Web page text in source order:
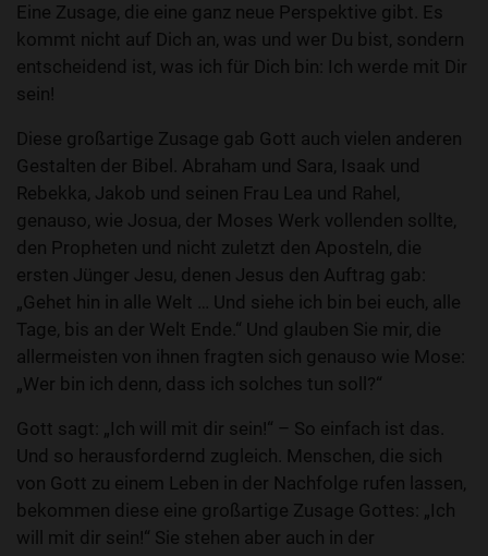
Eine Zusage, die eine ganz neue Perspektive gibt. Es
kommt nicht auf Dich an, was und wer Du bist, sondern
entscheidend ist, was ich für Dich bin: Ich werde mit Dir
sein!
Diese großartige Zusage gab Gott auch vielen anderen
Gestalten der Bibel. Abraham und Sara, Isaak und
Rebekka, Jakob und seinen Frau Lea und Rahel,
genauso, wie Josua, der Moses Werk vollenden sollte,
den Propheten und nicht zuletzt den Aposteln, die
ersten Jünger Jesu, denen Jesus den Auftrag gab:
„Gehet hin in alle Welt … Und siehe ich bin bei euch, alle
Tage, bis an der Welt Ende.“ Und glauben Sie mir, die
allermeisten von ihnen fragten sich genauso wie Mose:
„Wer bin ich denn, dass ich solches tun soll?“
Gott sagt: „Ich will mit dir sein!“ – So einfach ist das.
Und so herausfordernd zugleich. Menschen, die sich
von Gott zu einem Leben in der Nachfolge rufen lassen,
bekommen diese eine großartige Zusage Gottes: „Ich
will mit dir sein!“ Sie stehen aber auch in der